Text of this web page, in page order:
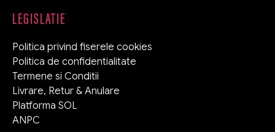
LEGISLATIE
Politica privind fiserele cookies
Politica de confidentialitate
Termene si Conditii
Livrare, Retur & Anulare
Platforma SOL
ANPC